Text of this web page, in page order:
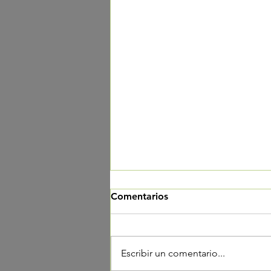
Comentarios
Escribir un comentario...